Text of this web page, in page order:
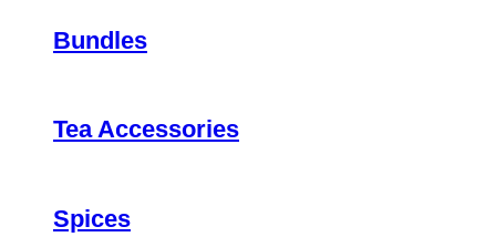
Bundles
Tea Accessories
Spices